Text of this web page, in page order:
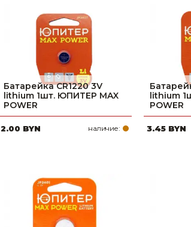
Батарейка CR1220 3V
lithium 1шт. ЮПИТЕР MAX
POWER
2.00 BYN наличие:
lithium
POWER
3.45 BYN